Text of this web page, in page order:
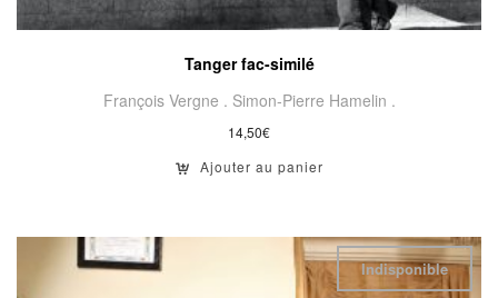
Tanger fac-similé
François Vergne . Simon-Pierre Hamelin .
14,50€
Ajouter au panier
Indisponible